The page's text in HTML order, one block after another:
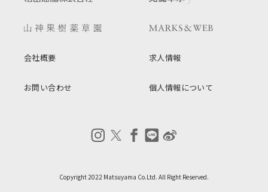
会社概要 求人情報
お問い合わせ 個人情報について
Copyright 2022 Matsuyama Co.Ltd. All Right Reserved.